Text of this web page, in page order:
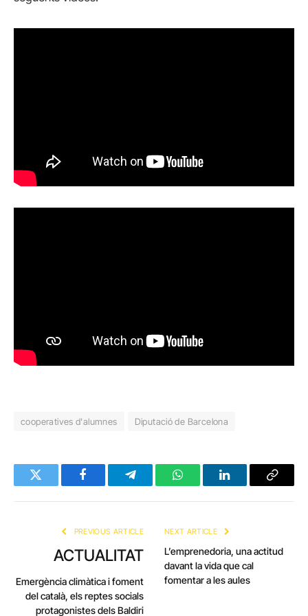
cooperatives d'alumnes Diputació de Barcelona
Twitter FacebookTelegramWhatsAppLinkedInCopy
PREVIOUS ARTICLE
ACTUALITAT
Emergència climàtica i foment
del català, els reptes socials
protagonistes dels Baldiri
NEXT ARTICLE
L’emprenedoria, una actitud
davant la vida que cal
fomentar a les aules